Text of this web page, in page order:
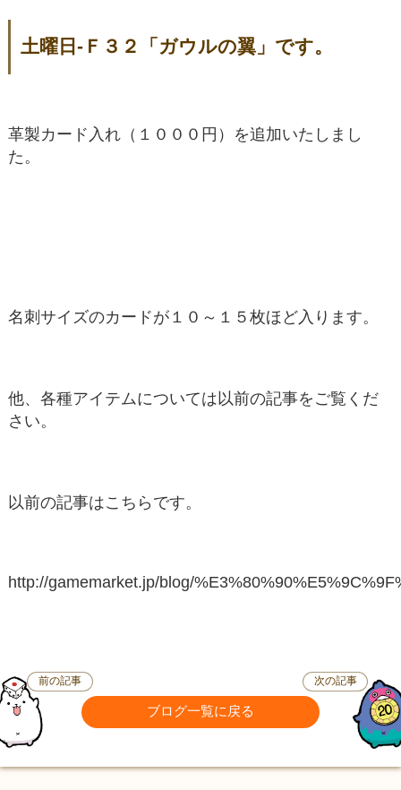
土曜日-Ｆ３２「ガウルの翼」です。
革製カード入れ（１０００円）を追加いたしまし
た。
名刺サイズのカードが１０～１５枚ほど入ります。
他、各種アイテムについては以前の記事をご覧くだ
さい。
以前の記事はこちらです。
http://gamemarket.jp/blog/
前の記事
ブログ一覧に戻る
次の記事